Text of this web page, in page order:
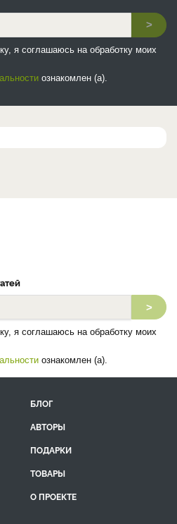
>
я соглашаюсь на обработку моих
ознакомлен (а).
>
я соглашаюсь на обработку моих
ознакомлен (а).
БЛОГ
АВТОРЫ
ПОДАРКИ
ТОВАРЫ
О ПРОЕКТЕ